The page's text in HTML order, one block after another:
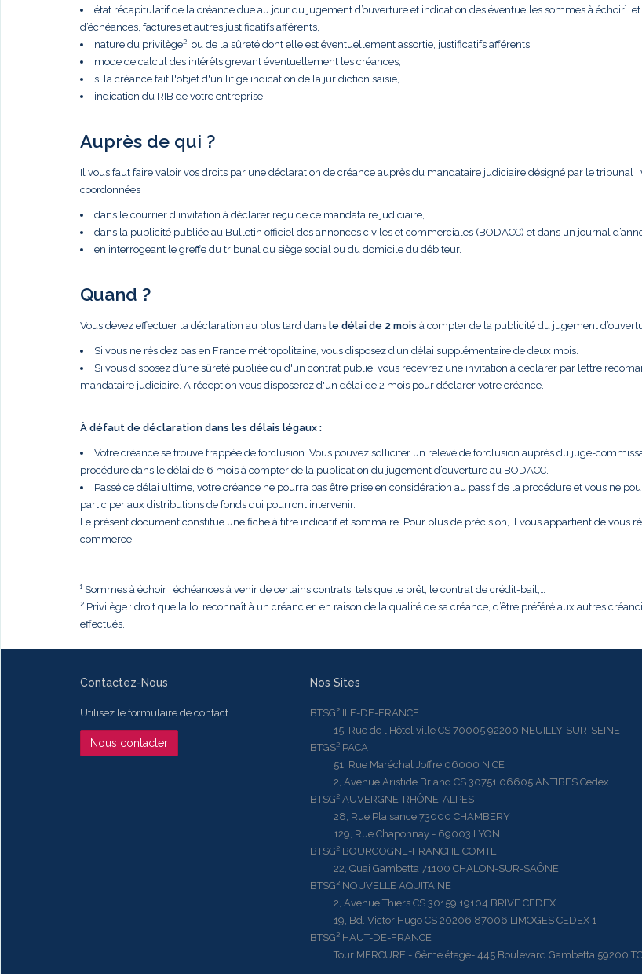
état récapitulatif de la créance due au jour du jugement d’ouverture et indication des éventuelles sommes à échoir¹ et
d’échéances, factures et autres justificatifs afférents,
nature du privilège² ou de la sûreté dont elle est éventuellement assortie, justificatifs afférents,
mode de calcul des intérêts grevant éventuellement les créances,
si la créance fait l'objet d'un litige indication de la juridiction saisie,
indication du RIB de votre entreprise.
Auprès de qui ?
Il vous faut faire valoir vos droits par une déclaration de créance auprès du mandataire judiciaire désigné par le tribunal ;
coordonnées :
dans le courrier d’invitation à déclarer reçu de ce mandataire judiciaire,
dans la publicité publiée au Bulletin officiel des annonces civiles et commerciales (BODACC) et dans un journal
en interrogeant le greffe du tribunal du siège social ou du domicile du débiteur.
Quand ?
Vous devez effectuer la déclaration au plus tard dans le délai de 2 mois à compter de la publicité du jugement
Si vous ne résidez pas en France métropolitaine, vous disposez d’un délai supplémentaire de deux mois.
Si vous disposez d’une sûreté publiée ou d'un contrat publié, vous recevrez une invitation à déclarer par lettre
mandataire judiciaire. A réception vous disposerez d'un délai de 2 mois pour déclarer votre créance.
À défaut de déclaration dans les délais légaux :
Votre créance se trouve frappée de forclusion. Vous pouvez solliciter un relevé de forclusion auprès du juge-
procédure dans le délai de 6 mois à compter de la publication du jugement d’ouverture au BODACC.
Passé ce délai ultime, votre créance ne pourra pas être prise en considération au passif de la procédure et vous ne
participer aux distributions de fonds qui pourront intervenir.
Le présent document constitue une fiche à titre indicatif et sommaire. Pour plus de précision, il vous appartient de vous
commerce.
¹ Sommes à échoir : échéances à venir de certains contrats, tels que le prêt, le contrat de crédit-bail,…
² Privilège : droit que la loi reconnaît à un créancier, en raison de la qualité de sa créance, d’être préféré aux autres
effectués.
Contactez-Nous
Utilisez le formulaire de contact
Nous contacter
Nos Sites
BTSG² ILE-DE-FRANCE
15, Rue de l'Hôtel ville CS 70005 92200 NEUILLY-SUR-SEINE
BTGS² PACA
51, Rue Maréchal Joffre 06000 NICE
2, Avenue Aristide Briand CS 30751 06605 ANTIBES Cedex
BTSG² AUVERGNE-RHÔNE-ALPES
28, Rue Plaisance 73000 CHAMBERY
129, Rue Chaponnay - 69003 LYON
BTSG² BOURGOGNE-FRANCHE COMTE
22, Quai Gambetta 71100 CHALON-SUR-SAÔNE
BTSG² NOUVELLE AQUITAINE
2, Avenue Thiers CS 30159 19104 BRIVE CEDEX
19, Bd. Victor Hugo CS 20206 87006 LIMOGES CEDEX 1
BTSG² HAUT-DE-FRANCE
Tour MERCURE - 6ème étage- 445 Boulevard Gambetta 59200